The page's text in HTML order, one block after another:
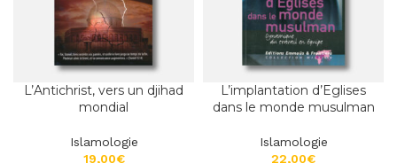
L’Antichrist, vers un djihad
mondial
Islamologie
€
L’implantation d’Eglises
dans le monde musulman
Islamologie
€